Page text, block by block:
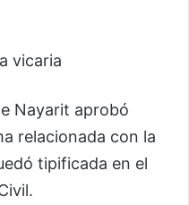
vicaria
Nayarit aprobó
relacionada con la
tipificada en el